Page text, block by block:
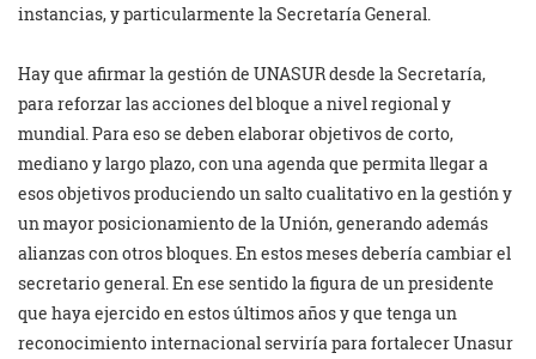
instancias, y particularmente la Secretaría General.
Hay que afirmar la gestión de UNASUR desde la Secretaría,
para reforzar las acciones del bloque a nivel regional y
mundial. Para eso se deben elaborar objetivos de corto,
mediano y largo plazo, con una agenda que permita llegar a
esos objetivos produciendo un salto cualitativo en la gestión y
un mayor posicionamiento de la Unión, generando además
alianzas con otros bloques. En estos meses debería cambiar el
secretario general. En ese sentido la figura de un presidente
que haya ejercido en estos últimos años y que tenga un
reconocimiento internacional serviría para fortalecer Unasur